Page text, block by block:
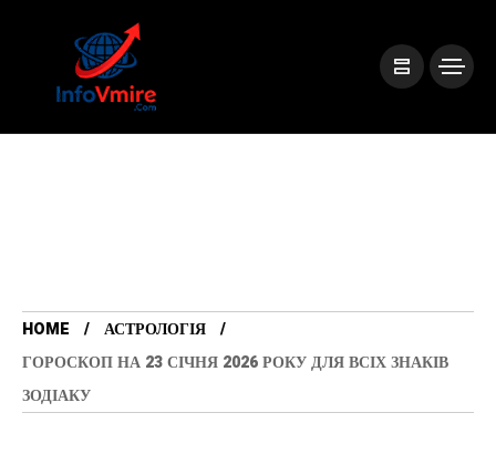
HOME
АСТРОЛОГІЯ
ГОРОСКОП НА 23 СІЧНЯ 2026 РОКУ ДЛЯ ВСІХ ЗНАКІВ
ЗОДІАКУ